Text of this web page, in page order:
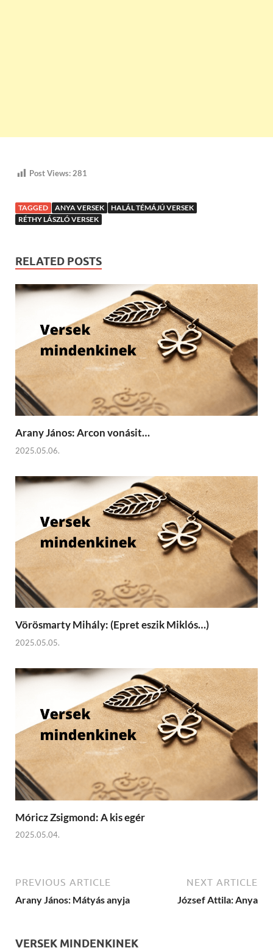
Post Views: 281
TAGGED ANYA VERSEK
HALÁL TÉMÁJÚ VERSEK
RÉTHY LÁSZLÓ VERSEK
RELATED POSTS
Arany János: Arcon vonásit…
2025.05.06.
Vörösmarty Mihály: (Epret eszik Miklós…)
2025.05.05.
Móricz Zsigmond: A kis egér
2025.05.04.
PREVIOUS ARTICLE
Arany János: Mátyás anyja
NEXT ARTICLE
József Attila: Anya
VERSEK MINDENKINEK